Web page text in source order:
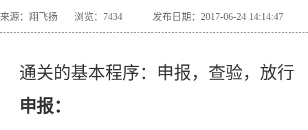
来源：翔飞扬 浏览： 7434 发布日期：2017-06-24 14:14:47
通关的基本程序：申报，查验，放行
申报：